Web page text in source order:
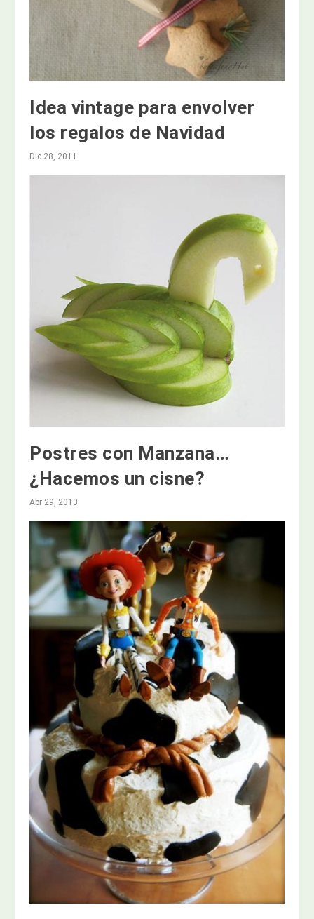
Idea vintage para envolver
los regalos de Navidad
Dic 28, 2011
Postres con Manzana…
¿Hacemos un cisne?
Abr 29, 2013